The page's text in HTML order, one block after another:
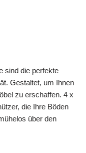
sind die perfekte
Gestaltet, um Ihnen
zu erschaffen. 4 x
die Ihre Böden
über den